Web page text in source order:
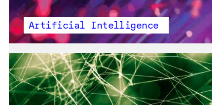
Artificial Intelligence